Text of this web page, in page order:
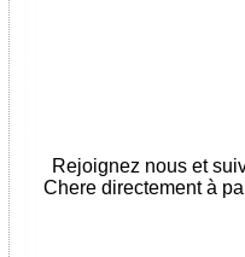
Rejoignez nous et
Chere directement à